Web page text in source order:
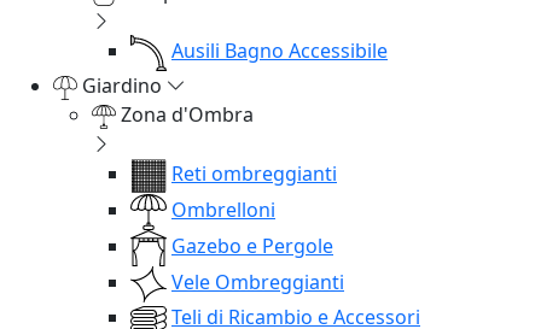
Ausili Bagno Accessibile
Giardino
Zona d'Ombra
Reti ombreggianti
Ombrelloni
Gazebo e Pergole
Vele Ombreggianti
Teli di Ricambio e Accessori